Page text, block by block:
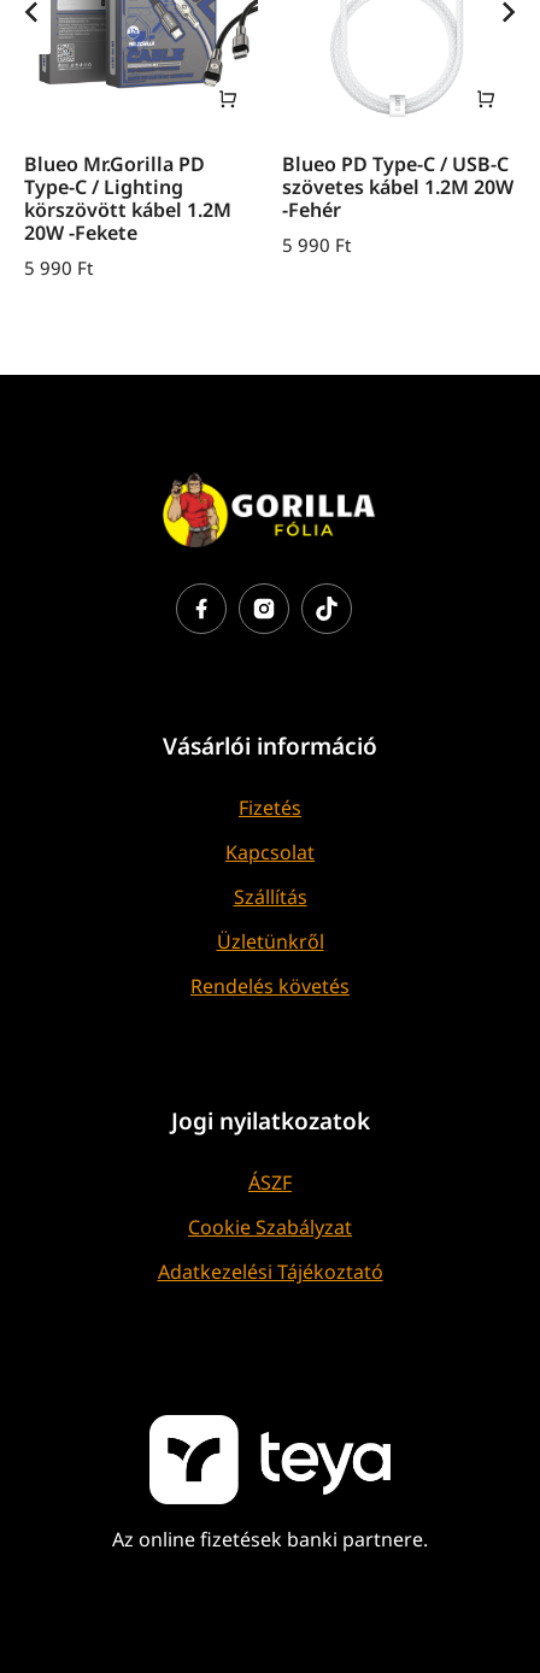
Blueo Mr.Gorilla PD
Type-C / Lighting
körszövött kábel 1.2M
20W -Fekete
5 990 Ft
Blueo PD Type-C / USB-C
szövetes kábel 1.2M 20W
-Fehér
5 990 Ft
Vásárlói információ
Fizetés
Kapcsolat
Szállítás
Üzletünkről
Rendelés követés
Jogi nyilatkozatok
ÁSZF
Cookie Szabályzat
Adatkezelési Tájékoztató
Az online fizetések banki partnere.